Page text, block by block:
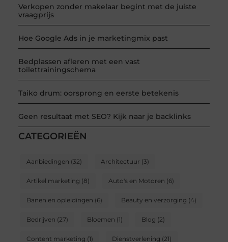
Verkopen zonder makelaar begint met de juiste
vraagprijs
Hoe Google Ads in je marketingmix past
Bedplassen afleren met een vast
toilettrainingschema
Taiko drum: oorsprong en eerste betekenis
Geen resultaat met SEO? Kijk naar je backlinks
CATEGORIEËN
Aanbiedingen (32) Architectuur (3)
Artikel marketing (8) Auto's en Motoren (6)
Banen en opleidingen (6) Beauty en verzorging (4)
Bedrijven (27) Bloemen (1) Blog (2)
Content marketing (1) Dienstverlening (21)